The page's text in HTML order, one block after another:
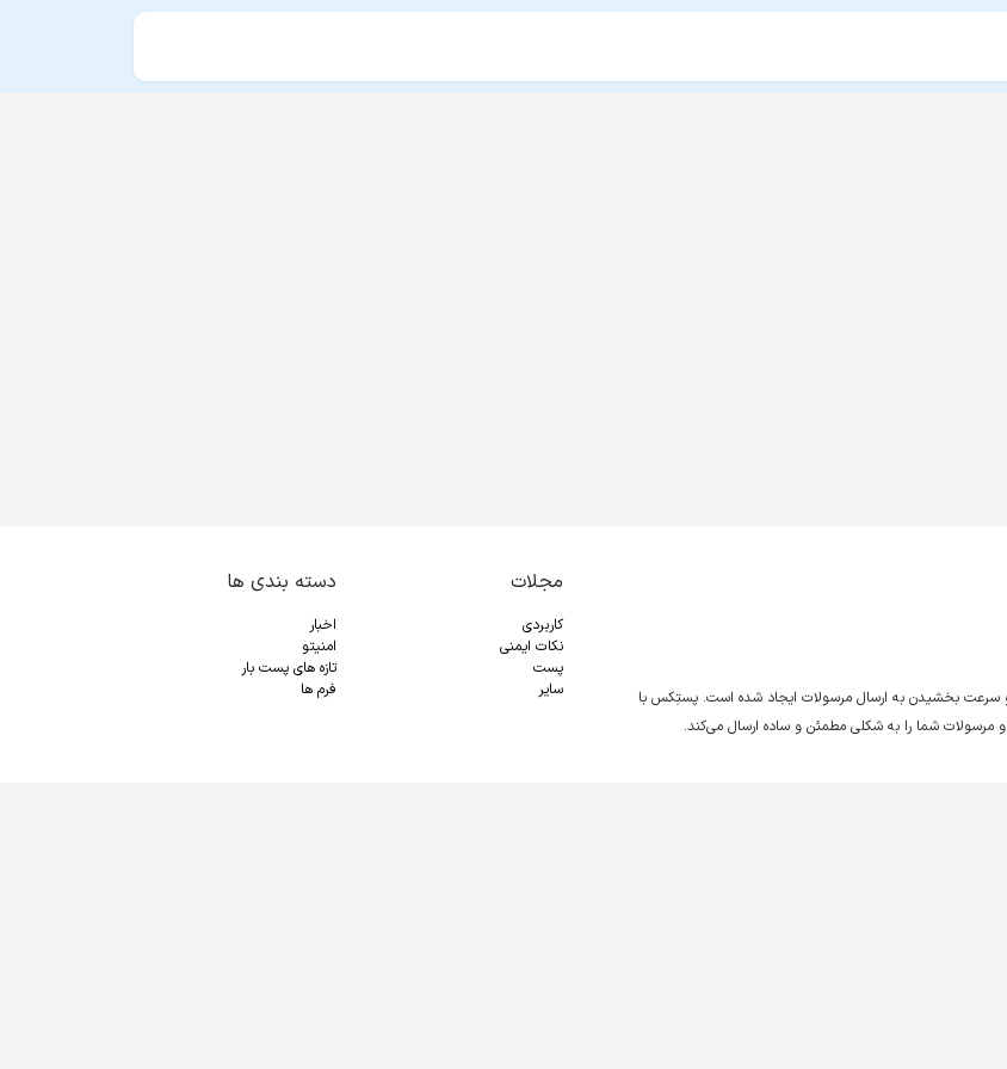
بخشیدن به ارسال مرسولات ایجاد شده است. پستِکس با
و مرسولات شما را به شکلی مطمئن و ساده ارسال می‌کند.
مجلات
کاربردی
نکات ایمنی
پست
سایر
دسته بندی ها
اخبار
امنیتو
تازه های پست بار
فرم ها